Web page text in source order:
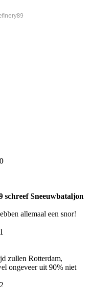
schreef Sneeuwbataljon
allemaal een snor!
zullen Rotterdam,
ongeveer uit 90% niet